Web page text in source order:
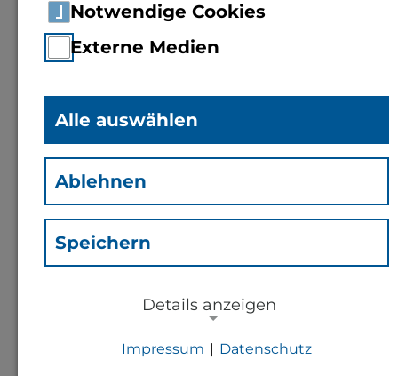
Dipl.-Inf. (FH)Michael
Mielke (Mi)
Leiter Kompetenzzentrum
Digitalisierung
Kontakt
Notwendige Cookies
Externe Medien
Alle auswählen
Ablehnen
Speichern
Details anzeigen
Impressum | Datenschutz